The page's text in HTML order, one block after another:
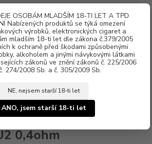
OSOBÁM MLADŠÍM 18-TI LET A TPD
Nabízených produktů se týká omezení
výrobků, elektronických cigaret a
mladším 18-ti let dle zákona č.379/2005
k ochraně před škodami způsobenými
alkoholem a jinými návykovými látkami
zákonů ve znění zákonů č. 225/2006
274/2008 Sb. a č. 305/2009 Sb.
NE, nejsem starší 18-ti let
ANO, jsem starší 18-ti let
Menu
za0 Kč
VOOPOO
0,4ohm